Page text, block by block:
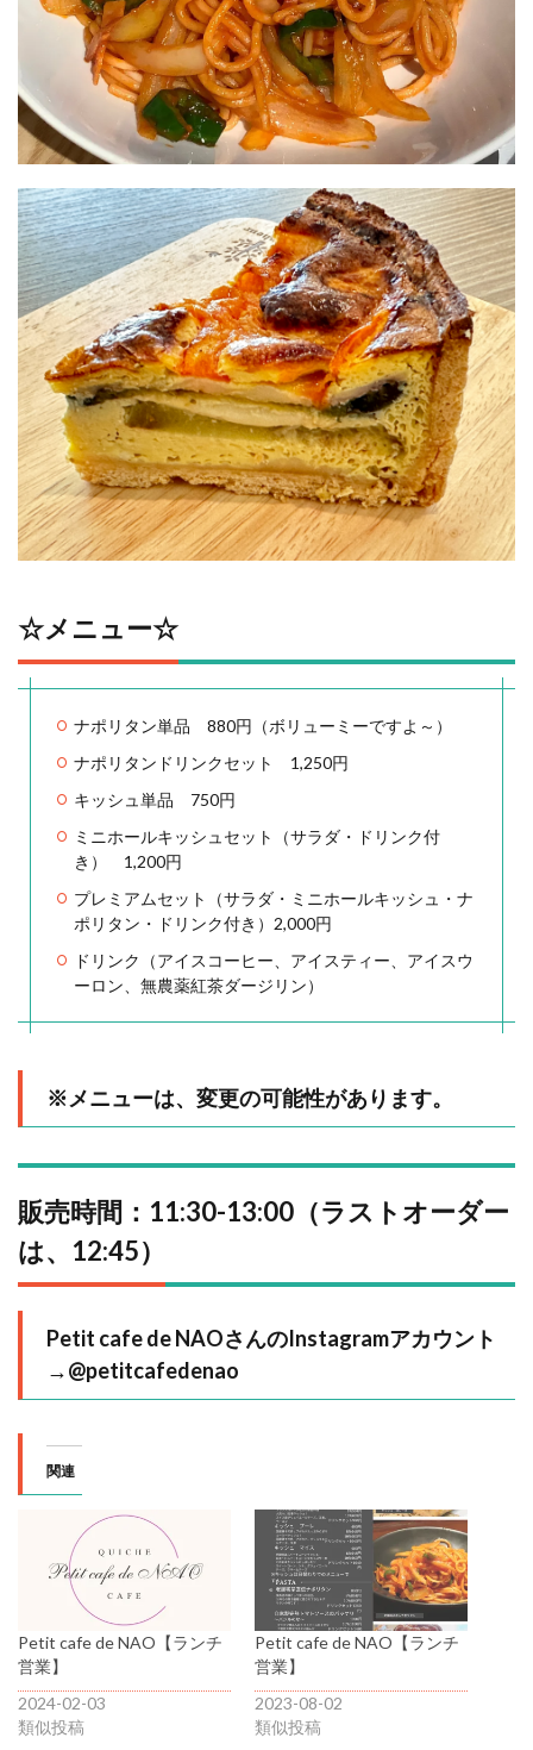
☆メニュー☆
ナポリタン単品 880円（ボリューミーですよ～）
ナポリタンドリンクセット 1,250円
キッシュ単品 750円
ミニホールキッシュセット（サラダ・ドリンク付
き） 1,200円
プレミアムセット（サラダ・ミニホールキッシュ・ナ
ポリタン・ドリンク付き）2,000円
ドリンク（アイスコーヒー、アイスティー、アイスウ
ーロン、無農薬紅茶ダージリン）
※メニューは、変更の可能性があります。
販売時間：11:30-13:00（ラストオーダー
は、12:45）
Petit cafe de NAOさんのInstagramアカウント
→@petitcafedenao
関連
Petit cafe de NAO【ランチ
営業】
2024-02-03
類似投稿
Petit cafe de NAO【ランチ
営業】
2023-08-02
類似投稿